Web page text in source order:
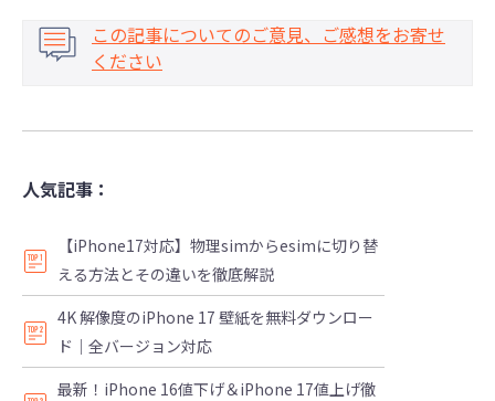
この記事についてのご意見、ご感想をお寄せ
ください
人気記事：
【iPhone17対応】物理simからesimに切り替
える方法とその違いを徹底解説
4K 解像度のiPhone 17 壁紙を無料ダウンロー
ド｜全バージョン対応
最新！iPhone 16値下げ＆iPhone 17値上げ徹